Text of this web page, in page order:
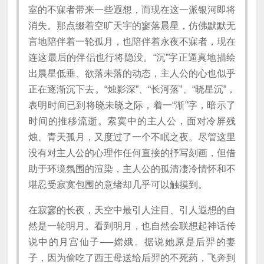
室的不寐者带来一些遐想，而现在这一派银河即将
消失。那点缀着空旷天宇的寥落晨星，仿佛默默无
言地陪伴着一轮孤月，也陪伴着永夜不寐者，现在
连这最后的伴侣也行将隐没。“沉”字正逼真地描绘
出晨星低垂、欲落未落的动态，主人公的心也似乎
正在逐渐沉下去。“烛影深”、“长河落”、“晓星沉”，
表明时间已到将晓未晓之际，着一“渐”字，暗示了
时间的推移流逝。索寞中的主人公，面对冷屏残
烛、青天孤月，又度过了一个不眠之夜。尽管这里
没有对主人公的心理作任何直接的抒写刻画，但借
助于环境氛围的渲染，主人公的孤清凄冷情怀和不
堪忍受寂寞包围的意绪却几乎可以触摸到。
在寂寥的长夜，天空中最引人注目、引人遐想的自
然是一轮明月。看到明月，也自然会联想起神话传
说中的月宫仙子──嫦娥。据说她原是后羿的妻
子，因为偷吃了西王母送给后羿的不死药，飞奔到